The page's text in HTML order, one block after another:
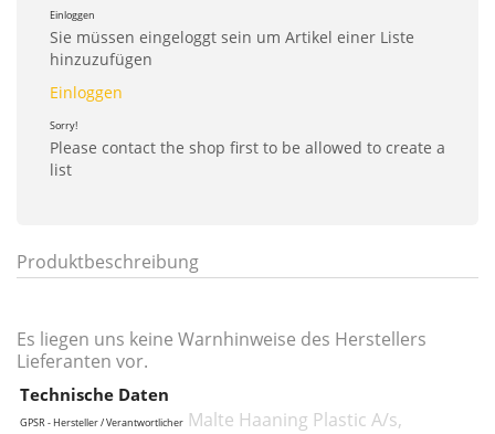
Einloggen
Sie müssen eingeloggt sein um Artikel einer Liste
hinzuzufügen
Einloggen
Sorry!
Please contact the shop first to be allowed to create a
list
Produktbeschreibung
Es liegen uns keine Warnhinweise des Herstellers
Lieferanten vor.
Technische Daten
GPSR - Hersteller / Verantwortlicher Malte Haaning Plastic A/s,